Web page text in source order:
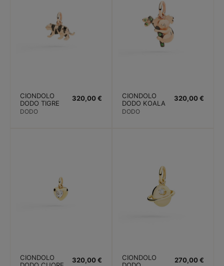
CIONDOLO
DODO TIGRE
ORO ROSA
DODO
320,00 €
CIONDOLO
DODO KOALA
ORO ROSA
DODO
320,00 €
CIONDOLO
320,00 €
CIONDOLO
270,00 €